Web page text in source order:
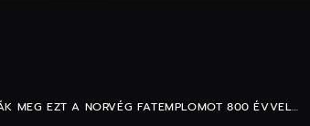
MEG EZT A NORVÉG FATEMPLOMOT 800 ÉVVEL…